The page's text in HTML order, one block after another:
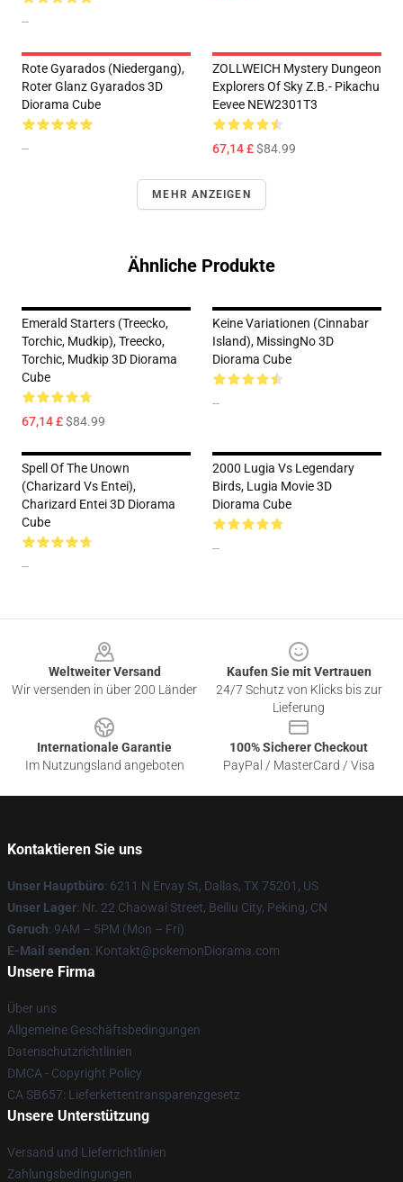
--
Rote Gyarados (Niedergang),
Roter Glanz Gyarados 3D
Diorama Cube
--
ZOLLWEICH Mystery Dungeon
Explorers Of Sky Z.B.- Pikachu
Eevee NEW2301T3
67,14 £$84.99
MEHR ANZEIGEN
Ähnliche Produkte
Emerald Starters (Treecko,
Torchic, Mudkip), Treecko,
Torchic, Mudkip 3D Diorama
Cube
67,14 £$84.99
Keine Variationen (Cinnabar
Island), MissingNo 3D
Diorama Cube
--
Spell Of The Unown
(Charizard Vs Entei),
Charizard Entei 3D Diorama
Cube
--
2000 Lugia Vs Legendary
Birds, Lugia Movie 3D
Diorama Cube
--
Weltweiter Versand
Wir versenden in über 200 Länder
Kaufen Sie mit Vertrauen
24/7 Schutz von Klicks bis zur
Lieferung
Internationale Garantie
Im Nutzungsland angeboten
100% Sicherer Checkout
PayPal / MasterCard / Visa
Kontaktieren Sie uns
Unser Hauptbüro: 6211 N Ervay St, Dallas, TX 75201, US
Unser Lager: Nr. 22 Chaowai Street, Beiliu City, Peking, CN
Geruch: 9AM – 5PM (Mon – Fri)
E-Mail senden: Kontakt@pokemonDiorama.com
Unsere Firma
Über uns
Allgemeine Geschäftsbedingungen
Datenschutzrichtlinien
DMCA - Copyright Policy
CA SB657: Lieferkettentransparenzgesetz
Unsere Unterstützung
Versand und Lieferrichtlinien
Zahlungsbedingungen